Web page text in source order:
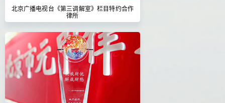
北京广播电视台《第三调解室》栏目特约合作
律所